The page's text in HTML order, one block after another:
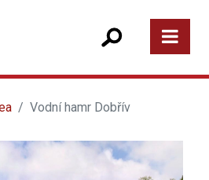
Vodní hamr Dobřív